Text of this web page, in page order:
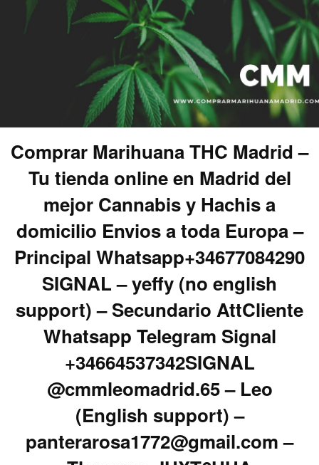
Comprar Marihuana THC Madrid –
Tu tienda online en Madrid del
mejor Cannabis y Hachis a
domicilio Envios a toda Europa –
Principal Whatsapp+34677084290
SIGNAL – yeffy (no english
support) – Secundario AttCliente
Whatsapp Telegram Signal
+34664537342SIGNAL
@cmmleomadrid.65 – Leo
(English support) –
panterarosa1772@gmail.com –